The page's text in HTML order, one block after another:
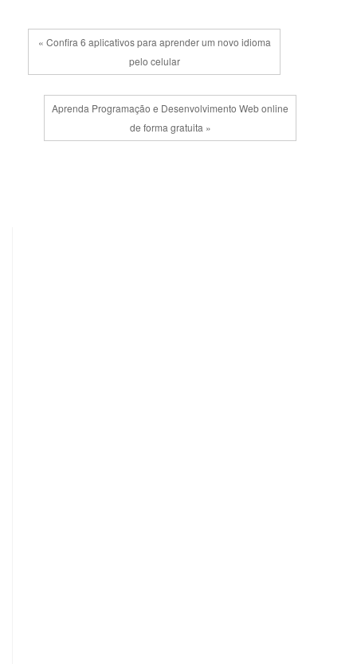
« Confira 6 aplicativos para aprender um novo idioma
pelo celular
Aprenda Programação e Desenvolvimento Web online
de forma gratuita »